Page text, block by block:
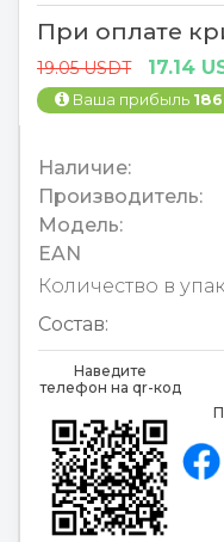
При оплате
19.05 USDT 17.14
Ваша прибыль
Наличие:
Производитель:
Модель:
EAN
Количество в
Состав:
Наведите
телефон на qr-код